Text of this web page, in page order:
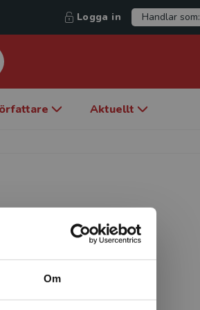
Om
Logga in Handlar som:
Aktuellt
Sahlgrenska